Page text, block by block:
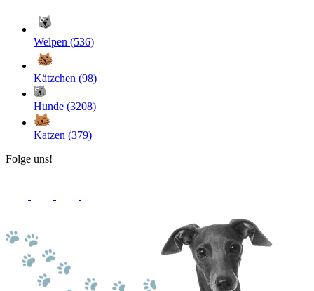
Welpen (536)
Kätzchen (98)
Hunde (3208)
Katzen (379)
Folge uns!